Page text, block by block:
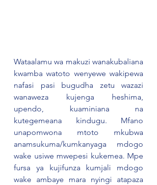
Wataalamu wa makuzi wanakubaliana
kwamba watoto wenyewe wakipewa
nafasi pasi bugudha zetu wazazi
wanaweza kujenga heshima,
upendo, kuaminiana na
kutegemeana kindugu. Mfano
unapomwona mtoto mkubwa
anamsukuma/kumkanyaga mdogo
wake usiwe mwepesi kukemea. Mpe
fursa ya kujifunza kumjali mdogo
wake ambaye mara nyingi atapaza